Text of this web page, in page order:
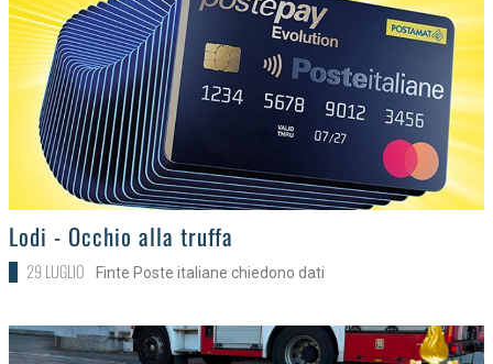
>Lodi - Occhio alla truffa
29 LUGLIO Finte Poste italiane chiedono dati